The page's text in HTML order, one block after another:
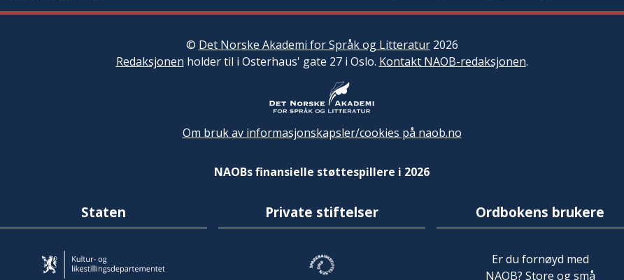
© Det Norske Akademi for Språk og Litteratur2026
Redaksjonen holder til i Osterhaus' gate 27 i Oslo. Kontakt NAOB-redaksjonen.
Om bruk av informasjonskapsler/cookies på naob.no
NAOBs finansielle støttespillere i 2026
Staten Private stiftelser Ordbokens brukere
Er du fornøyd med
NAOB? Store og små